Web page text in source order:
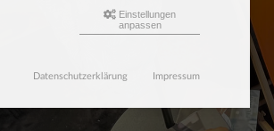
Einstellungen
anpassen
Datenschutzerklärung Impressum